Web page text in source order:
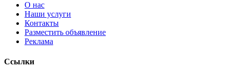
О нас
Наши услуги
Контакты
Разместить объявление
Реклама
Ссылки